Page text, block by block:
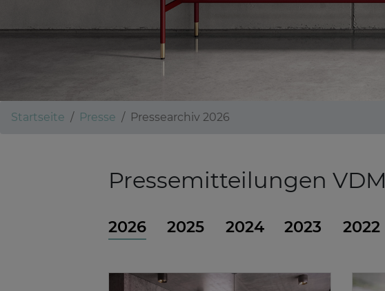
Startseite Presse Pressearchiv 2026
Pressemitteilungen VDM
2026 2025 2024 2023 2022